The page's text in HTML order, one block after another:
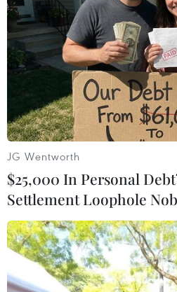
của Huấn "Hoa Hồng"
JG Wentworth
$25,000 In Personal
Settlement Loophole